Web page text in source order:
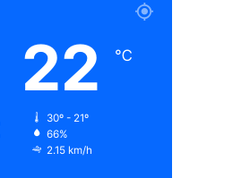
22 ℃
30º - 21º
66%
2.15 km/h